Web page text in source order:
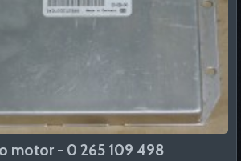
motor - 0 265 109 498